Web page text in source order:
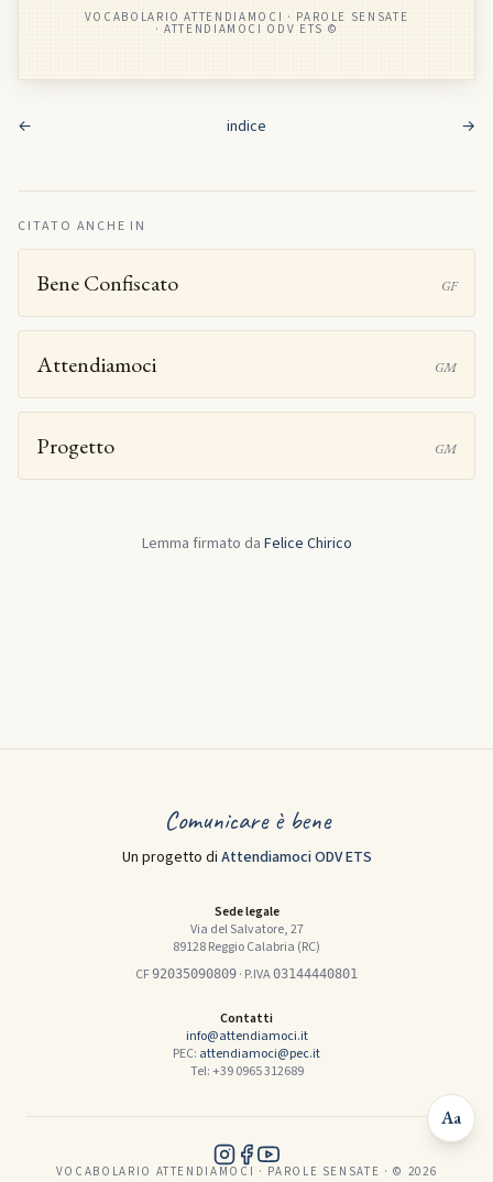
VOCABOLARIO ATTENDIAMOCI · PAROLE SENSATE
· ATTENDIAMOCI ODV ETS ©
← indice →
CITATO ANCHE IN
Bene Confiscato GF
Attendiamoci GM
Progetto GM
Lemma firmato da Felice Chirico
Comunicare è bene
Un progetto di Attendiamoci ODV ETS
Sede legale
Via del Salvatore, 27
89128 Reggio Calabria (RC)
CF92035090809 · P.IVA03144440801
Contatti
info@attendiamoci.it
PEC: attendiamoci@pec.it
Tel: +39 0965 312689
VOCABOLARIO ATTENDIAMOCI · PAROLE SENSATE · © 2026
Aa